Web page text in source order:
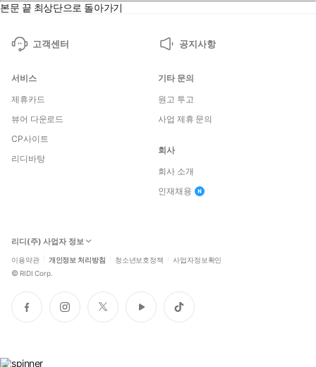
본문 끝 최상단으로 돌아가기
고객센터 공지사항
서비스
제휴카드
뷰어 다운로드
CP사이트
리디바탕
기타 문의
원고 투고
사업 제휴 문의
회사
회사 소개
인재채용
리디(주) 사업자 정보
이용약관 개인정보 처리방침 청소년보호정책 사업자정보확인
© RIDI Corp.
페
이
인
스
트
위
유
튜
틱
톡